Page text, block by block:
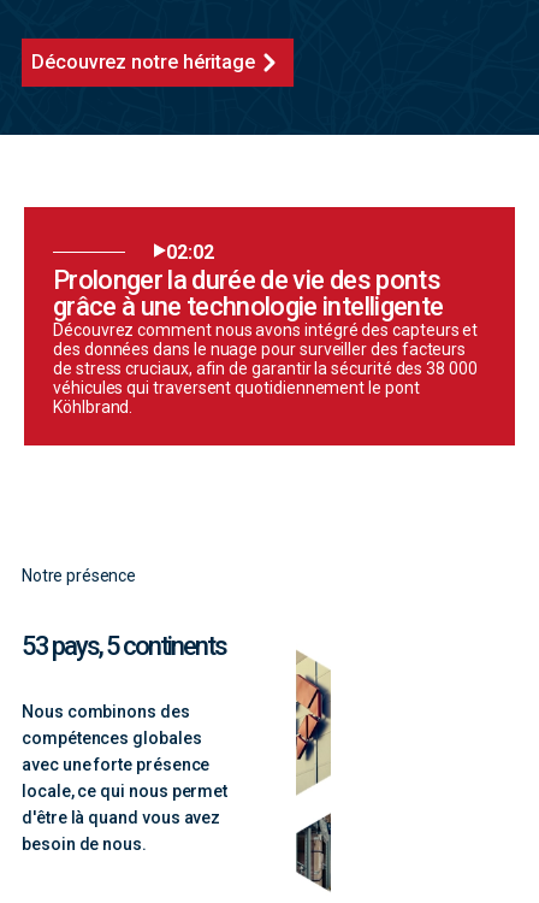
Découvrez notre héritage
02:02
Prolonger la durée de vie des ponts
grâce à une technologie intelligente
Découvrez comment nous avons intégré des capteurs et
des données dans le nuage pour surveiller des facteurs
de stress cruciaux, afin de garantir la sécurité des 38 000
véhicules qui traversent quotidiennement le pont
Köhlbrand.
Notre présence
53 pays, 5 continents
Nous combinons des
compétences globales
avec une forte présence
locale, ce qui nous permet
d'être là quand vous avez
besoin de nous.